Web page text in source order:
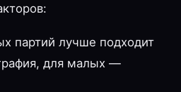
партий лучше подходит
для малых —